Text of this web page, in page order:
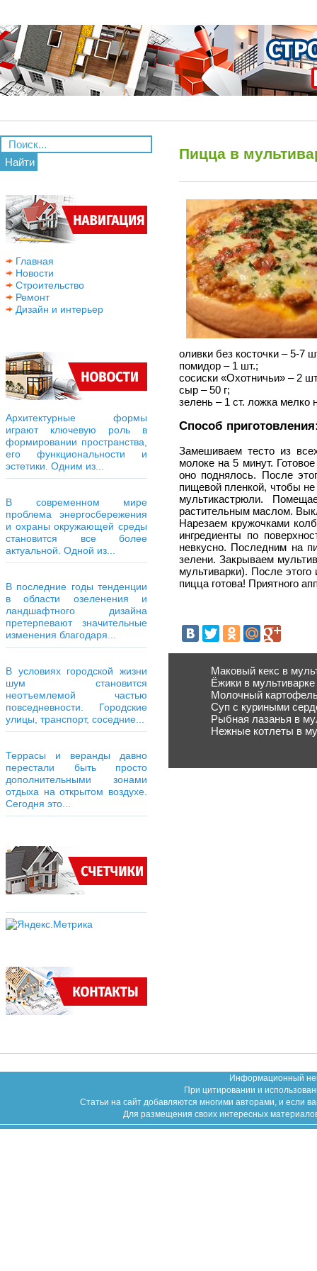
Найти
Главная
Новости
Строительство
Ремонт
Дизайн и интерьер
Архитектурные формы
играют ключевую роль в
формировании пространства,
его функциональности и
эстетики. Одним из...
В современном мире
проблема энергосбережения
и охраны окружающей среды
становится все более
актуальной. Одной из...
В последние годы тенденции
в области озеленения и
ландшафтного дизайна
претерпевают значительные
изменения благодаря...
В условиях городской жизни
шум становится
неотъемлемой частью
повседневности. Городские
улицы, транспорт, соседние...
Террасы и веранды давно
перестали быть просто
дополнительными зонами
отдыха на открытом воздухе.
Сегодня это...
Пицца в
оливки без косточки – 5-7
помидор – 1 шт.;
сосиски «Охотничьи» – 2
сыр – 50 г;
зелень – 1 ст. ложка мелко
Способ
Замешиваем тесто из
молоке на 5 минут.
оно поднялось. После
пищевой пленкой, чтобы
мультикастрюли.
растительным маслом.
Нарезаем кружочками
ингредиенты по
невкусно. Последним на
зелени. Закрываем
мультиварки). После
пицца готова! Приятного
Маковый кекс в
Ёжики в мультиварке
Молочный
Суп с куриными
Рыбная лазанья в
Нежные котлеты в
Информационный
При цитировании и
Статьи на сайт добавляются многими авторами, и если
Для размещения своих интересных